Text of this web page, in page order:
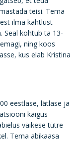
teisi. Tema
ilma kahtlust
Seal kohtub ta 13-
ning koos
kus elab Kristina
eestlase, lätlase ja
käigus
väikese tütre
Tema abikaasa